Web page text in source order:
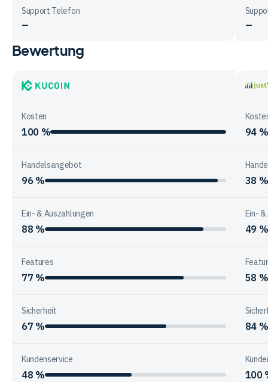
Support Telefon
—
—
Vergleichstabelle
Unternehmensstruktur
der
Bewertung
Kosten
100 % 94 %
Handelsangebot
96 % 38 %
Ein- & Auszahlungen
88 %
Ein-
49 %
Features
77 % 58 %
Sicherheit
67 % 84 %
Kundenservice
48 % 100